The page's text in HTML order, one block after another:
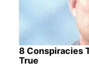
8 Conspiracies
True